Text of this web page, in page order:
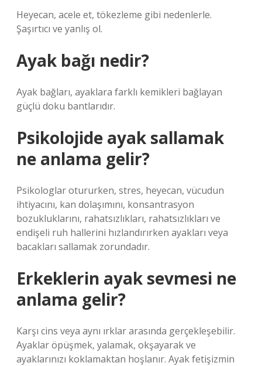
Heyecan, acele et, tökezleme gibi nedenlerle.
Şaşırtıcı ve yanlış ol.
Ayak bağı nedir?
Ayak bağları, ayaklara farklı kemikleri bağlayan
güçlü doku bantlarıdır.
Psikolojide ayak sallamak
ne anlama gelir?
Psikologlar otururken, stres, heyecan, vücudun
ihtiyacını, kan dolaşımını, konsantrasyon
bozukluklarını, rahatsızlıkları, rahatsızlıkları ve
endişeli ruh hallerini hızlandırırken ayakları veya
bacakları sallamak zorundadır.
Erkeklerin ayak sevmesi ne
anlama gelir?
Karşı cins veya aynı ırklar arasında gerçekleşebilir.
Ayaklar öpüşmek, yalamak, okşayarak ve
ayaklarınızı koklamaktan hoşlanır. Ayak fetişizmin